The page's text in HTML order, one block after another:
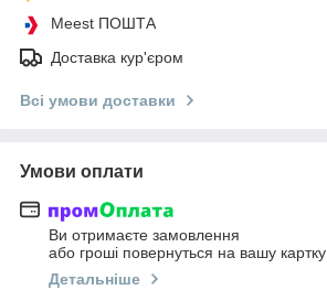
Meest ПОШТА
Доставка кур'єром
Всі умови доставки
Умови оплати
Ви отримаєте замовлення
або гроші повернуться на вашу картку
Детальніше